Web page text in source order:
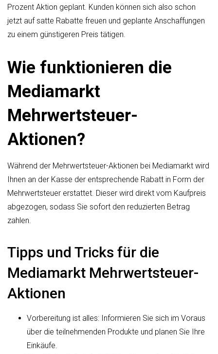
Prozent Aktion geplant. Kunden können sich also schon
jetzt auf satte Rabatte freuen und geplante Anschaffungen
zu einem günstigeren Preis tätigen.
Wie funktionieren die
Mediamarkt
Mehrwertsteuer-
Aktionen?
Während der Mehrwertsteuer-Aktionen bei Mediamarkt wird
Ihnen an der Kasse der entsprechende Rabatt in Form der
Mehrwertsteuer erstattet. Dieser wird direkt vom Kaufpreis
abgezogen, sodass Sie sofort den reduzierten Betrag
zahlen.
Tipps und Tricks für die
Mediamarkt Mehrwertsteuer-
Aktionen
Vorbereitung ist alles: Informieren Sie sich im Voraus
über die teilnehmenden Produkte und planen Sie Ihre
Einkäufe.